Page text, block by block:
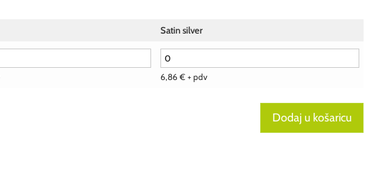
Satin silver
6,86 € + pdv
Dodaj u košaricu